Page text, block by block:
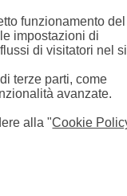
funzionamento del
impostazioni di
di visitatori nel
terze parti, come
avanzate.
alla "Cookie